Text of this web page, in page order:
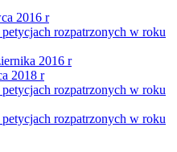
2016 r
rozpatrzonych w roku
2016 r
2018 r
rozpatrzonych w roku
rozpatrzonych w roku